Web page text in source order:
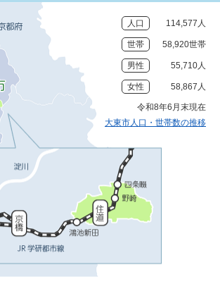
人口 114,577人
世帯 58,920世帯
男性 55,710人
女性 58,867人
令和8年6月末現在
大東市人口・世帯数の推移